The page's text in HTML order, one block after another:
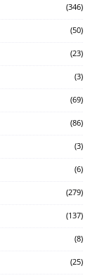
(346)
(50)
(23)
(3)
(69)
(86)
(3)
(6)
(279)
(137)
(8)
(25)